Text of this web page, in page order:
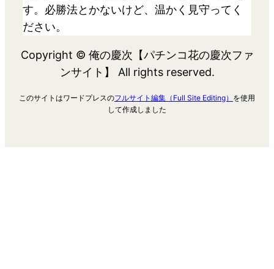
す。必勝法とかないけど、温かく見守ってく
ださい。
Copyright © 俺の慶次【パチンコ花の慶次ファ
ンサイト】 All rights reserved.
このサイトはワードプレスのフルサイト編集（Full Site Editing） を使用
して作成しました